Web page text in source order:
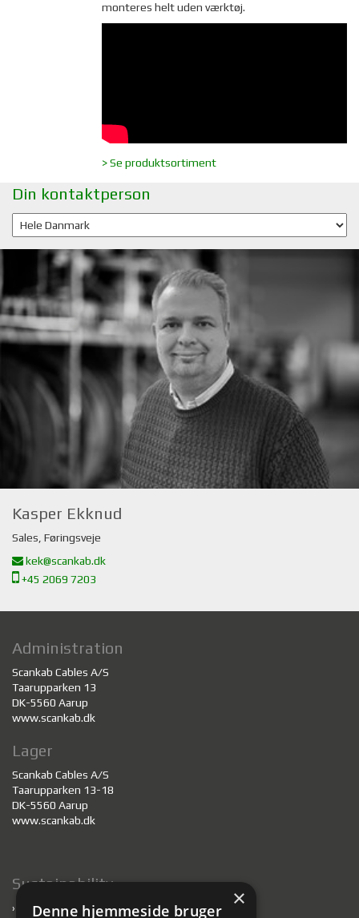
monteres helt uden værktøj.
> Se produktsortiment
Din kontaktperson
Kasper Ekknud
Sales, Føringsveje
kek@scankab.dk
+45 2069 7203
Administration
Scankab Cables A/S
Taarupparken 13
DK-5560 Aarup
www.scankab.dk
Lager
Scankab Cables A/S
Taarupparken 13-18
DK-5560 Aarup
www.scankab.dk
Sustainability
›
Bæredygtighed
×
Denne hjemmeside bruger